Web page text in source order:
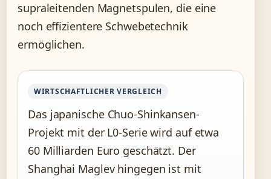
supraleitenden Magnetspulen, die eine
noch effizientere Schwebetechnik
ermöglichen.
WIRTSCHAFTLICHER VERGLEICH
Das japanische Chuo-Shinkansen-
Projekt mit der L0-Serie wird auf etwa
60 Milliarden Euro geschätzt. Der
Shanghai Maglev hingegen ist mit